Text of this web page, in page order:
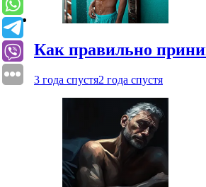
Как правильно
3 года спустя2 года спустя